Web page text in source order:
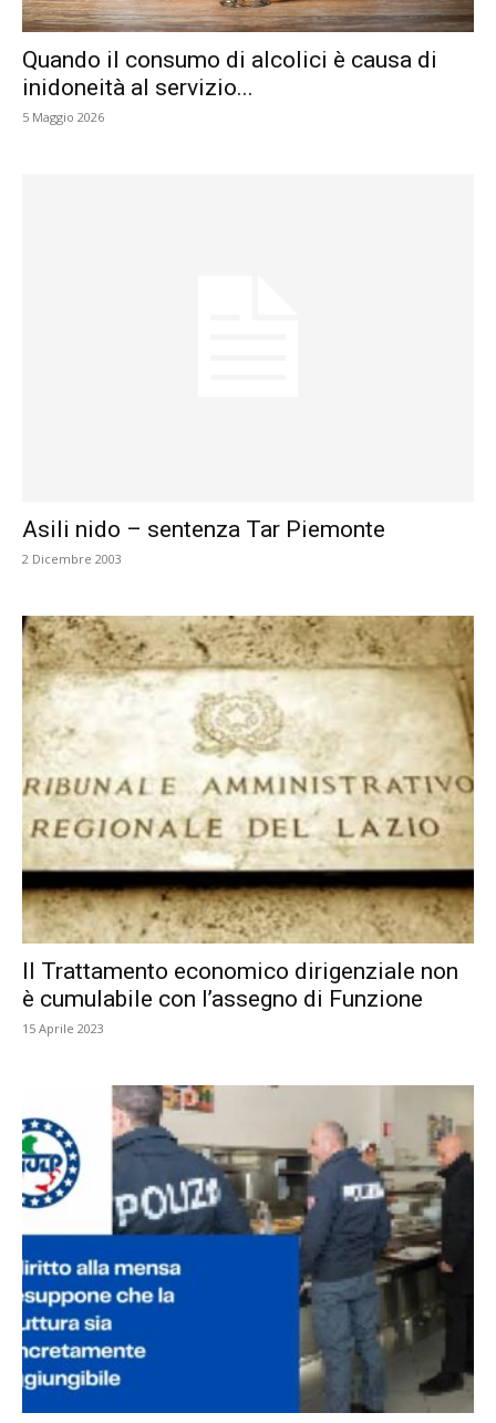
Quando il consumo di alcolici è causa di
inidoneità al servizio...
5 Maggio 2026
Asili nido – sentenza Tar Piemonte
2 Dicembre 2003
Il Trattamento economico dirigenziale non
è cumulabile con l’assegno di Funzione
15 Aprile 2023